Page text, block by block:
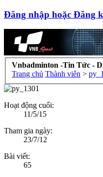
Đăng nhập hoặc Đăng
Vnbadminton -Tin Tức -
Trang chủ Thành viên >
Hoạt động cuối:
11/5/15
Tham gia ngày:
23/7/12
Bài viết:
65